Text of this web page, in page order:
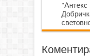
"Антекс